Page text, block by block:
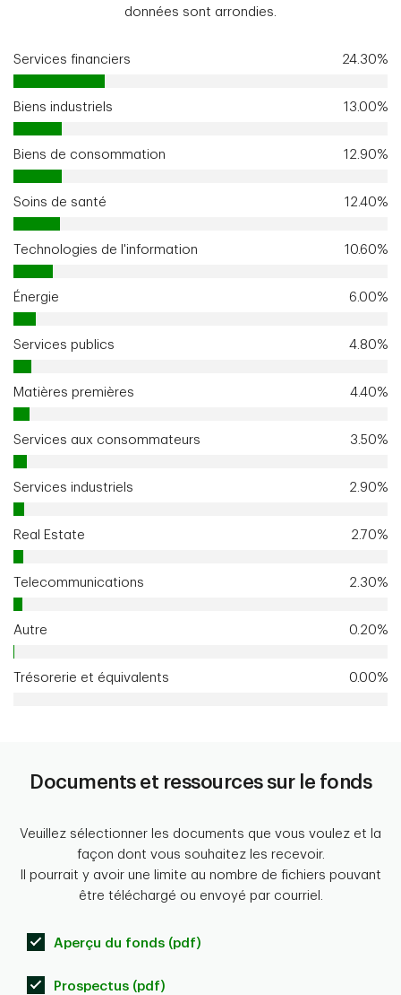
données sont arrondies.
Services financiers 24.30%
Biens industriels 13.00%
Biens de consommation 12.90%
Soins de santé 12.40%
Technologies de l'information 10.60%
Énergie 6.00%
Services publics 4.80%
Matières premières 4.40%
Services aux consommateurs 3.50%
Services industriels 2.90%
Real Estate 2.70%
Telecommunications 2.30%
Autre 0.20%
Trésorerie et équivalents 0.00%
Documents et ressources sur le fonds
Veuillez sélectionner les documents que vous voulez et la
façon dont vous souhaitez les recevoir.
Il pourrait y avoir une limite au nombre de fichiers pouvant
être téléchargé ou envoyé par courriel.
Aperçu du fonds (pdf)
Prospectus (pdf)